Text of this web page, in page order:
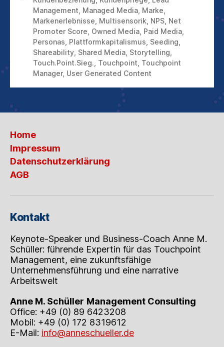
Management Managed Media Marke
Markenerlebnisse Multisensorik NPS Net
Promoter Score Owned Media Paid Media
Personas Plattformkapitalismus Seeding
Shareability Shared Media Storytelling
Touch.Point.Sieg. Touchpoint Touchpoint
Manager, User Generated Content
Home
Impressum
Datenschutzerklärung
AGB
Kontakt
Keynote-Speaker und Business-Coach Anne M.
Schüller: führende Expertin für das Touchpoint
Management, eine zukunftsfähige
Unternehmensführung und eine narrative
Arbeitswelt
Anne M. Schüller Management Consulting
Office: +49 (0) 89 6423208
Mobil: +49 (0) 172 8319612
E-Mail: info@anneschueller.de